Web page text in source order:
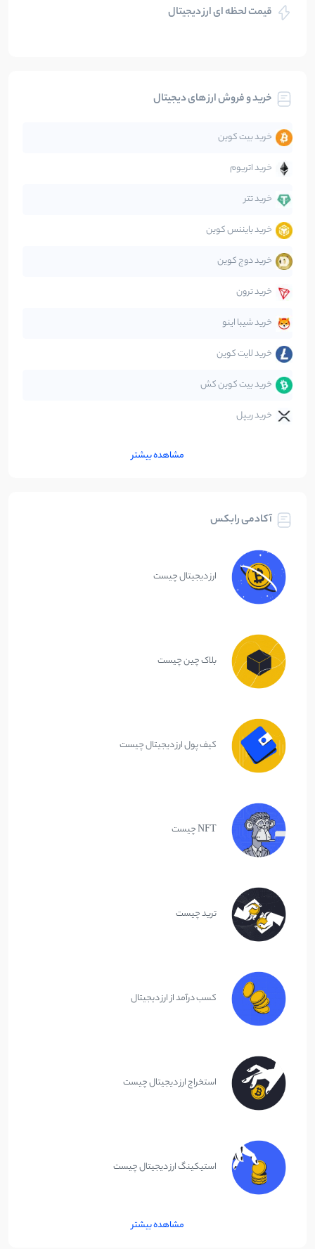
بلاکچین
تحلیل
جهان
دیفای
صرافی‌ها
قانون‌گذاری
متاورس
قیمت لحظه ای ارز دیجیتال
خرید و فروش ارز های دیجیتال
خرید بیت کوین
خرید اتریوم
خرید تتر
خرید بایننس کوین
خرید دوج کوین
خرید ترون
خرید شیبا اینو
خرید لایت کوین
خرید بیت کوین کش
خرید ریپل
مشاهده بیشتر
آکادمی رابکس
ارز دیجیتال چیست
بلاک چین چیست
کیف پول ارز دیجیتال چیست
NFT چیست
ترید چیست
کسب درآمد از ارز دیجیتال
استخراج ارز دیجیتال چیست
استیکینگ ارز دیجیتال چیست
مشاهده بیشتر